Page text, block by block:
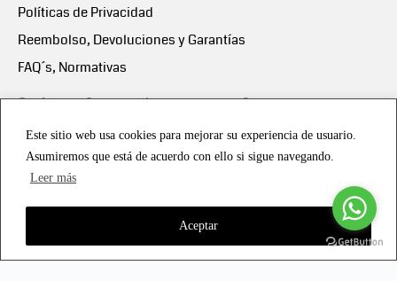
Este sitio web usa cookies para mejorar su experiencia de usuario.
Asumiremos que está de acuerdo con ello si sigue navegando.
Leer más
Aceptar
Políticas de Privacidad
Reembolso, Devoluciones y Garantías
FAQ´s, Normativas
Scalapay:Compra ahora y paga en 3 cuotas
Scalapay Política Privacidad
Copyright © 2021 all rights reserved - Vialmotor